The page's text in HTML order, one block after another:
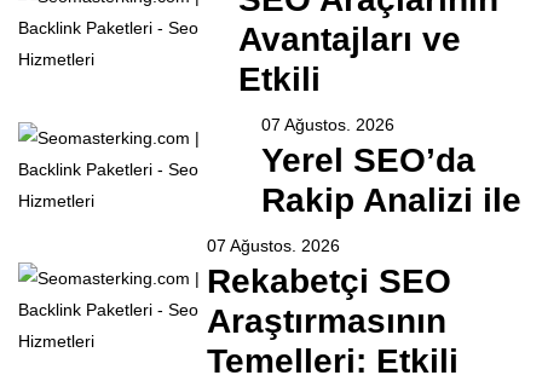
Avantajları ve
Etkili
07 Ağustos. 2026
Yerel SEO’da
Rakip Analizi ile
07 Ağustos. 2026
Rekabetçi SEO
Araştırmasının
Temelleri: Etkili